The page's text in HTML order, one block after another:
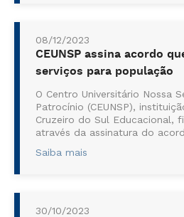
08/12/2023
CEUNSP assina acordo
serviços para população
O Centro Universitário Nossa
Patrocínio (CEUNSP),
Cruzeiro do Sul Educacional,
através da assinatura do
Fiscal - NAF, na instituição.
Saiba mais
30/10/2023